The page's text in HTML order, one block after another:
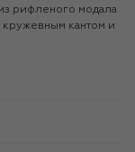
рифленого модала
кружевным кантом и